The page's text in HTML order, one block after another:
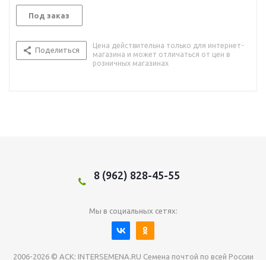
Под заказ
Поделиться
Цена действительна только для интернет-
магазина и может отличаться от цен в
розничных магазинах
8 (962) 828-45-55
Мы в социальных сетях:
2006-2026 © АСК: INTERSEMENA.RU Семена почтой по всей России